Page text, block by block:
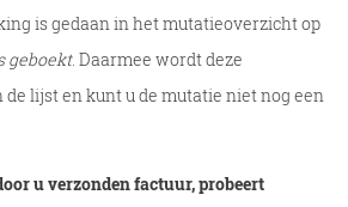
is gedaan in het mutatieoverzicht op
geboekt. Daarmee wordt deze
lijst en kunt u de mutatie niet nog een
u verzonden factuur, probeert